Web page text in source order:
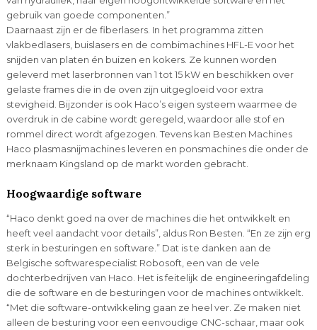
gebruik van goede componenten.”
Daarnaast zijn er de fiberlasers. In het programma zitten
vlakbedlasers, buislasers en de combimachines HFL-E voor het
snijden van platen én buizen en kokers. Ze kunnen worden
geleverd met laserbronnen van 1 tot 15 kW en beschikken over
gelaste frames die in de oven zijn uitgegloeid voor extra
stevigheid. Bijzonder is ook Haco’s eigen systeem waarmee de
overdruk in de cabine wordt geregeld, waardoor alle stof en
rommel direct wordt afgezogen. Tevens kan Besten Machines
Haco plasmasnijmachines leveren en ponsmachines die onder de
merknaam Kingsland op de markt worden gebracht.
Hoogwaardige software
“Haco denkt goed na over de machines die het ontwikkelt en
heeft veel aandacht voor details”, aldus Ron Besten. “En ze zijn erg
sterk in besturingen en software.” Dat is te danken aan de
Belgische softwarespecialist Robosoft, een van de vele
dochterbedrijven van Haco. Het is feitelijk de engineeringafdeling
die de software en de besturingen voor de machines ontwikkelt.
“Met die software-ontwikkeling gaan ze heel ver. Ze maken niet
alleen de besturing voor een eenvoudige CNC-schaar, maar ook